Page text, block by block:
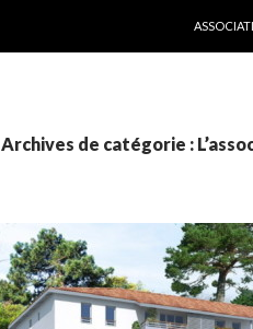
Archives de catégorie :